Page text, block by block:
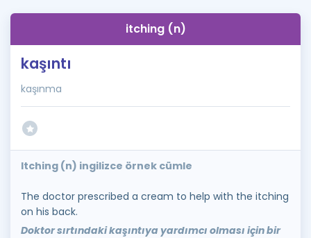
itching (n)
kaşıntı
kaşınma
Itching (n) ingilizce örnek cümle
The doctor prescribed a cream to help with the itching
on his back.
Doktor sırtındaki kaşıntıya yardımcı olması için bir